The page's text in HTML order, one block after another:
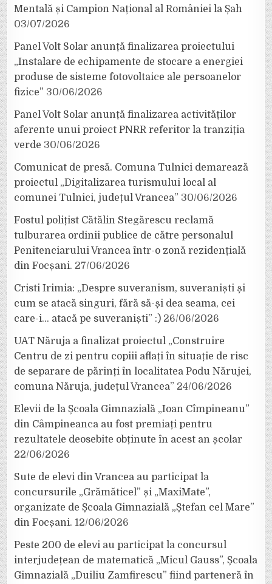
Mentală și Campion Național al României la Șah
03/07/2026
Panel Volt Solar anunță finalizarea proiectului
„Instalare de echipamente de stocare a energiei
produse de sisteme fotovoltaice ale persoanelor
fizice” 30/06/2026
Panel Volt Solar anunță finalizarea activităților
aferente unui proiect PNRR referitor la tranziția
verde 30/06/2026
Comunicat de presă. Comuna Tulnici demarează
proiectul „Digitalizarea turismului local al
comunei Tulnici, județul Vrancea” 30/06/2026
Fostul polițist Cătălin Stegărescu reclamă
tulburarea ordinii publice de către personalul
Penitenciarului Vrancea într-o zonă rezidențială
din Focșani. 27/06/2026
Cristi Irimia: „Despre suveranism, suveraniști și
cum se atacă singuri, fără să-și dea seama, cei
care-i… atacă pe suveraniști” :) 26/06/2026
UAT Năruja a finalizat proiectul „Construire
Centru de zi pentru copiii aflați în situație de risc
de separare de părinți în localitatea Podu Nărujei,
comuna Năruja, județul Vrancea” 24/06/2026
Elevii de la Școala Gimnazială „Ioan Cîmpineanu”
din Câmpineanca au fost premiați pentru
rezultatele deosebite obținute în acest an școlar
22/06/2026
Sute de elevi din Vrancea au participat la
concursurile „Grămăticel” și „MaxiMate”,
organizate de Școala Gimnazială „Ștefan cel Mare”
din Focșani. 12/06/2026
Peste 200 de elevi au participat la concursul
interjudețean de matematică „Micul Gauss”, Școala
Gimnazială „Duiliu Zamfirescu” fiind parteneră în